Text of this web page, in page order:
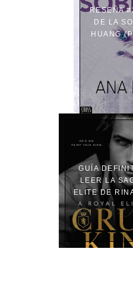
RESEÑA
DE LA
HUANG
GUÍA
LEER LA
ELITE DE